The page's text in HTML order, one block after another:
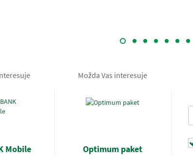
Mobile
Možda Vas interesuje
Optimum paket